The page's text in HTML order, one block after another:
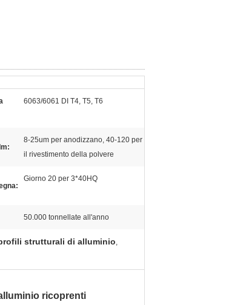
6063/6061 DI T4, T5, T6
8-25um per anodizzano, 40-120 per
il rivestimento della polvere
Giorno 20 per 3*40HQ
50.000 tonnellate all'anno
strutturali di alluminio,
ricoprenti